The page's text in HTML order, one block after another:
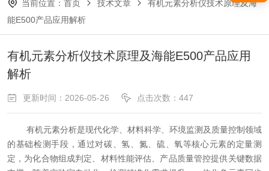
当前位置： 首页 技术文章
有机元素分析仪技术原理及海
能E500产品应用解析
有机元素分析仪技术原理及海能E500产品应用
解析
更新时间：2026-05-26 点击次数：447
有机元素分析是现代化学、材料科学、环境监测及质量控制领域
的基础检测手段，通过对碳、氢、氮、硫、氧等核心元素的定量测
定，为化合物组成判定、材料性能评估、产品质量管控提供关键数据